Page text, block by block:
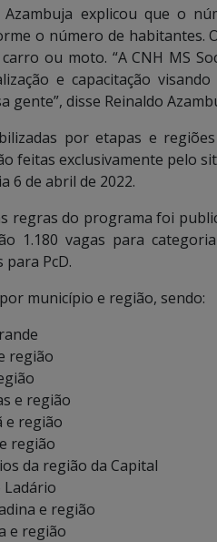
explicou que o
o número de habitantes.
ou moto. “A CNH MS
e capacitação
gente”, disse Reinaldo
por etapas e
feitas exclusivamente pelo
6 de abril de 2022.
regras do programa foi
1.180 vagas para
para PcD.
município e região, sendo:
região
e região
e região
região
da região da Capital
Ladário
e região
e região